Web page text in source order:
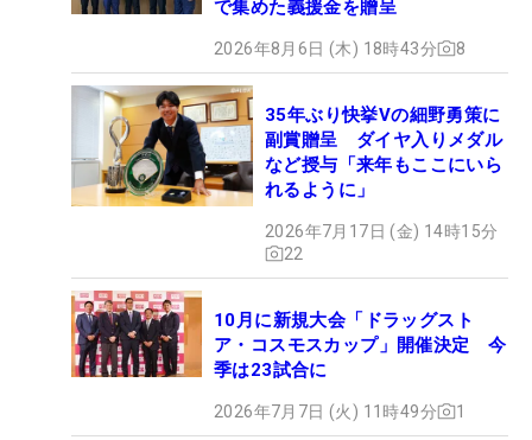
で集めた義援金を贈呈
2026年8月6日 (木) 18時43分 8
35年ぶり快挙Vの細野勇策に
副賞贈呈 ダイヤ入りメダル
など授与「来年もここにいら
れるように」
2026年7月17日 (金) 14時15分
22
10月に新規大会「ドラッグスト
ア・コスモスカップ」開催決定 今
季は23試合に
2026年7月7日 (火) 11時49分 1